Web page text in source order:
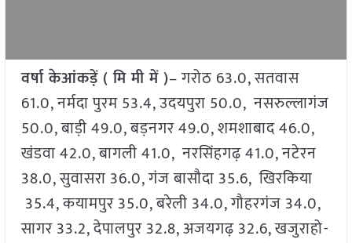
वर्षा केआंकड़ें ( मि मी में )– गरोठ 63.0, सतवास
61.0, नर्मदा पुरम 53.4, उदयपुरा 50.0, नसरुल्लागंज
50.0, बाड़ी 49.0, बड़नगर 49.0, शमशाबाद 46.0,
खंडवा 42.0, बागली 41.0, नरसिंहगढ़ 41.0, नटेरन
38.0, सुवासरा 36.0, गंज बासौदा 35.6, खिरकिया
35.4, कयामपुर 35.0, बरेली 34.0, गौहरगंज 34.0,
सागर 33.2, देपालपुर 32.8, अजयगढ़ 32.6, खजुराहो-